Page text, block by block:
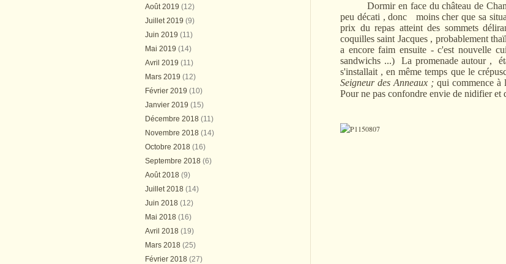
Août 2019 (12)
Juillet 2019 (9)
Juin 2019 (11)
Mai 2019 (14)
Avril 2019 (11)
Mars 2019 (12)
Février 2019 (10)
Janvier 2019 (15)
Décembre 2018 (11)
Novembre 2018 (14)
Octobre 2018 (16)
Septembre 2018 (6)
Août 2018 (9)
Juillet 2018 (14)
Juin 2018 (12)
Mai 2018 (16)
Avril 2018 (19)
Mars 2018 (25)
Février 2018 (27)
Dormir en face du château de
peu décati , donc moins cher que sa
prix du repas atteint des sommets
coquilles saint Jacques , probablement
a encore faim ensuite - c'est nouvelle
sandwichs ...) La promenade autour ,
s'installait , en même temps que le
Seigneur des Anneaux ; qui commence à
Pour ne pas confondre envie de nidifier et